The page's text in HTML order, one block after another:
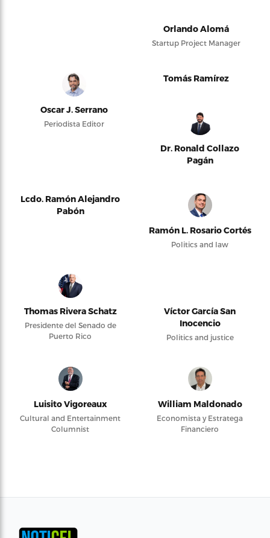
Orlando Alomá
Startup Project Manager
Oscar J. Serrano
Periodista Editor
Tomás Ramírez
Dr. Ronald Collazo
Pagán
Lcdo. Ramón Alejandro
Pabón
Ramón L. Rosario Cortés
Politics and law
Thomas Rivera Schatz
Presidente del Senado de
Puerto Rico
Víctor García San
Inocencio
Politics and justice
Luisito Vigoreaux
Cultural and Entertainment
Columnist
William Maldonado
Economista y Estratega
Financiero